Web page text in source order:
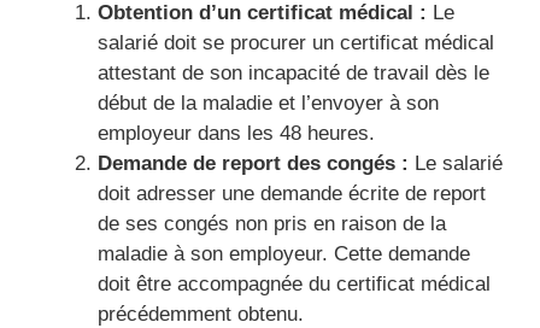
Obtention d’un certificat médical : Le
salarié doit se procurer un certificat médical
attestant de son incapacité de travail dès le
début de la maladie et l’envoyer à son
employeur dans les 48 heures.
Demande de report des congés : Le salarié
doit adresser une demande écrite de report
de ses congés non pris en raison de la
maladie à son employeur. Cette demande
doit être accompagnée du certificat médical
précédemment obtenu.